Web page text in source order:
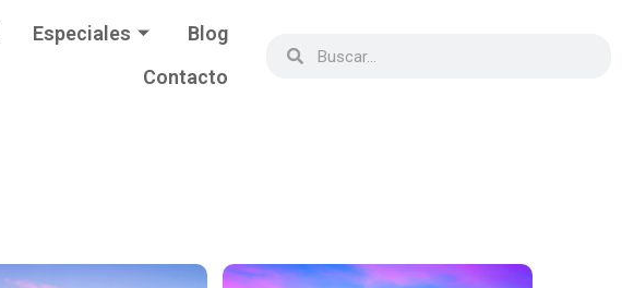
Especiales
Blog
Contacto